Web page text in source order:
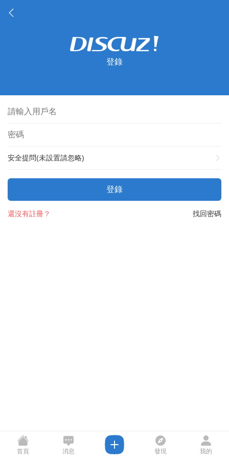
登錄
安全提問(未設置請忽略)
登錄
找回密碼
還沒有註冊？
首頁 消息 發現 我的